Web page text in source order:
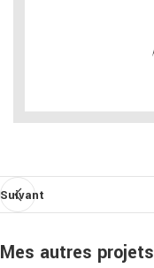
Suivant
Mes autres projets